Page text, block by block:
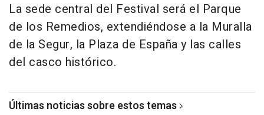
La sede central del Festival será el Parque
de los Remedios, extendiéndose a la Muralla
de la Segur, la Plaza de España y las calles
del casco histórico.
Últimas noticias sobre estos temas